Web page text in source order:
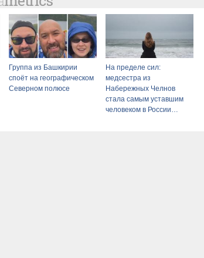
Группа из Башкирии
споёт на географическом
Северном полюсе
На пределе сил:
медсестра из
Набережных Челнов
стала самым уставшим
человеком в России